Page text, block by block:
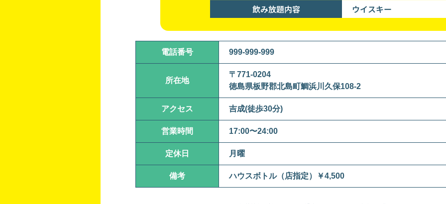
飲み放題内容 ウイスキー
電話番号 999-999-999
所在地
〒771-0204
徳島県板野郡北島町鯛浜川久保108-2
アクセス 吉成(徒歩30分)
営業時間 17:00〜24:00
定休日 月曜
備考 ハウスボトル（店指定）￥4,500